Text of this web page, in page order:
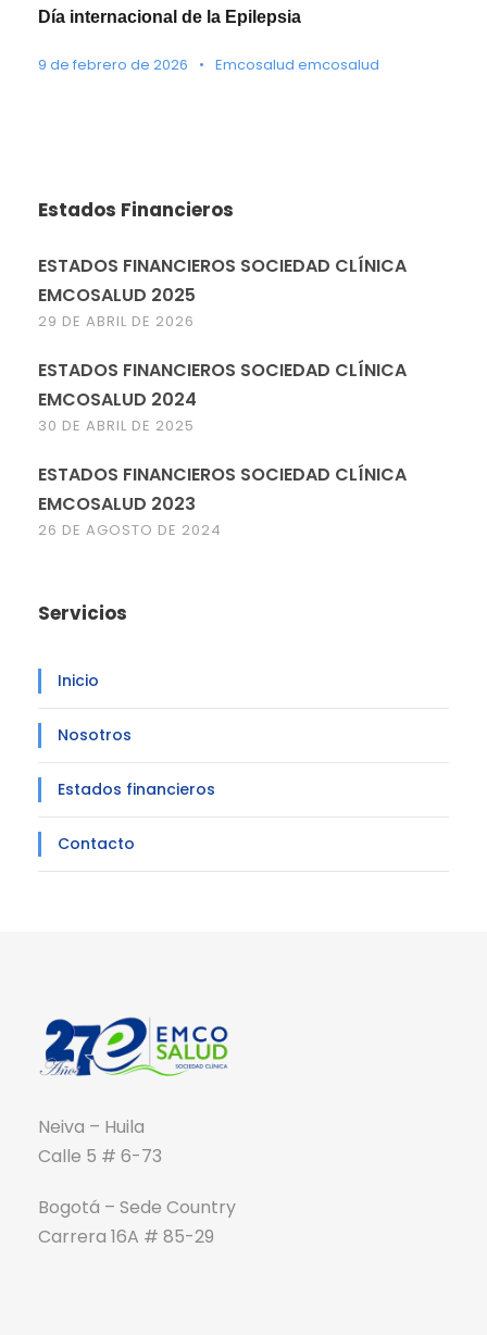
Día internacional de la Epilepsia
9 de febrero de 2026 • Emcosalud emcosalud
Estados Financieros
ESTADOS FINANCIEROS SOCIEDAD CLÍNICA
EMCOSALUD 2025
29 DE ABRIL DE 2026
ESTADOS FINANCIEROS SOCIEDAD CLÍNICA
EMCOSALUD 2024
30 DE ABRIL DE 2025
ESTADOS FINANCIEROS SOCIEDAD CLÍNICA
EMCOSALUD 2023
26 DE AGOSTO DE 2024
Servicios
Inicio
Nosotros
Estados financieros
Contacto
Neiva – Huila
Calle 5 # 6-73
Bogotá – Sede Country
Carrera 16A # 85-29